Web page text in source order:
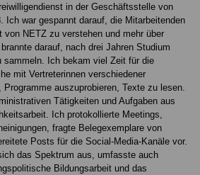
in der Geschäftsstelle von
Ich war gespannt darauf, die Mitarbeitenden
von NETZ zu verstehen und mehr über
darauf, nach drei Jahren Studium
sammeln. Ich bekam viel Zeit für die
mit Vertreterinnen verschiedener
auszuprobieren, Texte zu lesen.
Tätigkeiten und Aufgaben aus
Ich protokollierte Meetings,
fragte Belegexemplare von
Posts für die Social-Media-Kanäle vor.
das Spektrum aus, umfasste auch
Bildungsarbeit und das